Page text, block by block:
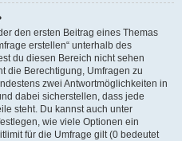
den ersten Beitrag eines Themas
erstellen“ unterhalb des
du diesen Bereich nicht sehen
die Berechtigung, Umfragen zu
zwei Antwortmöglichkeiten in
dabei sicherstellen, dass jede
steht. Du kannst auch unter
wie viele Optionen ein
für die Umfrage gilt (0 bedeutet